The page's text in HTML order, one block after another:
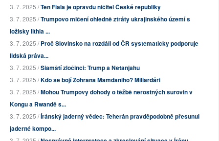
3. 7. 2025 /Ten Fiala je opravdu ničitel České republiky
3. 7. 2025 /Trumpovo mlčení ohledně ztráty ukrajinského území s
ložisky lithia ...
3. 7. 2025 /Proč Slovinsko na rozdáíl od ČR systematicky podporuje
lidská práva...
3. 7. 2025 /Siamští zločinci: Trump a Netanjahu
3. 7. 2025 /Kdo se bojí Zohrana Mamdaniho? Miliardáři
3. 7. 2025 /Mohou Trumpovy dohody o těžbě nerostných surovin v
Kongu a Rwandě s...
3. 7. 2025 /Íránský jaderný vědec: Teherán pravděpodobně přesunul
jaderné kompo...